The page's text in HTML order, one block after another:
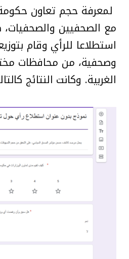
لمعرفة حجم تعاون
مع الصحفيين
وصحفية، من محافظات
الغربية. وكانت النتائج